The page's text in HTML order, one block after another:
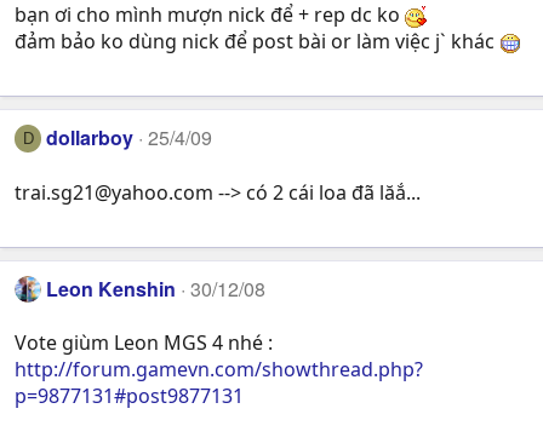
bạn ơi cho mình mượn nick để + rep dc ko
đảm bảo ko dùng nick để post bài or làm việc j` khác
D dollarboy 25/4/09
trai.sg21@yahoo.com --> có 2 cái loa đã lăắ...
Leon Kenshin 30/12/08
Vote giùm Leon MGS 4 nhé :
http://forum.gamevn.com/showthread.php?
p=9877131#post9877131